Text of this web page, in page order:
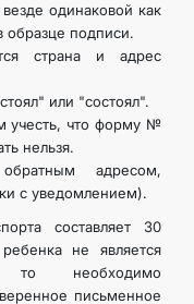
одинаковой как
образце подписи.
страна и адрес
или "состоял".
учесть, что форму №
нельзя.
адресом,
с уведомлением).
составляет 30
не является
то необходимо
письменное